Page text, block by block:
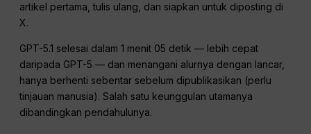
artikel pertama, tulis ulang, dan siapkan untuk diposting di
X.
GPT-5.1 selesai dalam 1 menit 05 detik — lebih cepat
daripada GPT-5 — dan menangani alurnya dengan lancar,
hanya berhenti sebentar sebelum dipublikasikan (perlu
tinjauan manusia). Salah satu keunggulan utamanya
dibandingkan pendahulunya.